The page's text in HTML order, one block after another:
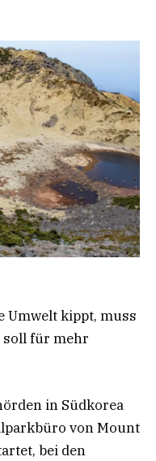
Umwelt kippt, muss
soll für mehr
in Südkorea
von Mount
bei den